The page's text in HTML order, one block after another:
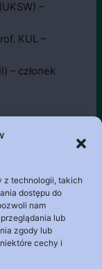
z technologii, takich
dostępu do
nam
lub
zgody lub
cechy i
–
KUL –
– członek